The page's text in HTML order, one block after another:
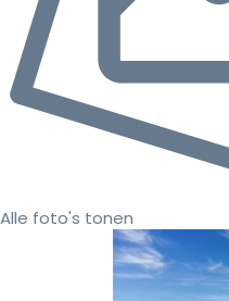
Alle foto's tonen